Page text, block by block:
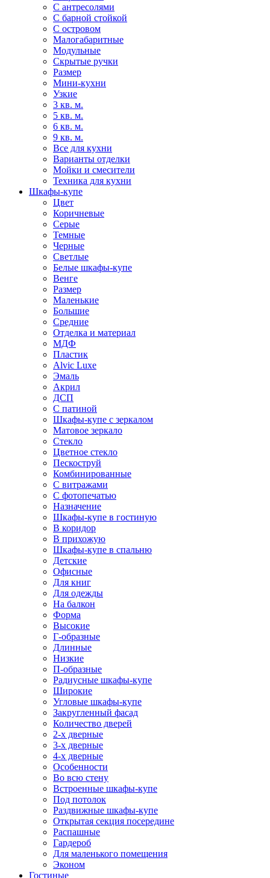
С антресолями
С барной стойкой
С островом
Малогабаритные
Модульные
Скрытые ручки
Размер
Мини-кухни
Узкие
3 кв. м.
5 кв. м.
6 кв. м.
9 кв. м.
Все для кухни
Варианты отделки
Мойки и смесители
Техника для кухни
Шкафы-купе
Цвет
Коричневые
Серые
Темные
Черные
Светлые
Белые шкафы-купе
Венге
Размер
Маленькие
Большие
Средние
Отделка и материал
МДФ
Пластик
Alvic Luxe
Эмаль
Акрил
ДСП
С патиной
Шкафы-купе с зеркалом
Матовое зеркало
Стекло
Цветное стекло
Пескоструй
Комбинированные
С витражами
С фотопечатью
Назначение
Шкафы-купе в гостиную
В коридор
В прихожую
Шкафы-купе в спальню
Детские
Офисные
Для книг
Для одежды
На балкон
Форма
Высокие
Г-образные
Длинные
Низкие
П-образные
Радиусные шкафы-купе
Широкие
Угловые шкафы-купе
Закругленный фасад
Количество дверей
2-х дверные
3-х дверные
4-х дверные
Особенности
Во всю стену
Встроенные шкафы-купе
Под потолок
Раздвижные шкафы-купе
Открытая секция посередине
Распашные
Гардероб
Для маленького помещения
Эконом
Гостиные